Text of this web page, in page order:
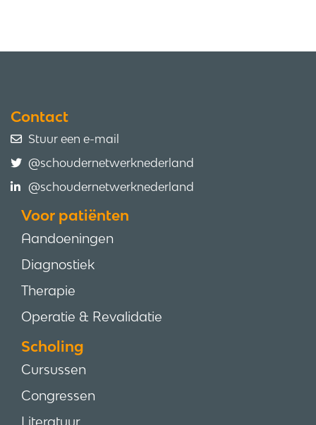
Contact
Stuur een e-mail
@schoudernetwerknederland
@schoudernetwerknederland
Voor patiënten
Aandoeningen
Diagnostiek
Therapie
Operatie & Revalidatie
Scholing
Cursussen
Congressen
Literatuur